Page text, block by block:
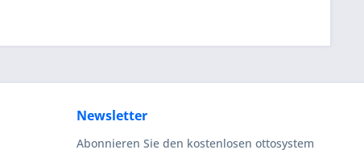
Newsletter
Abonnieren Sie den kostenlosen ottosystem